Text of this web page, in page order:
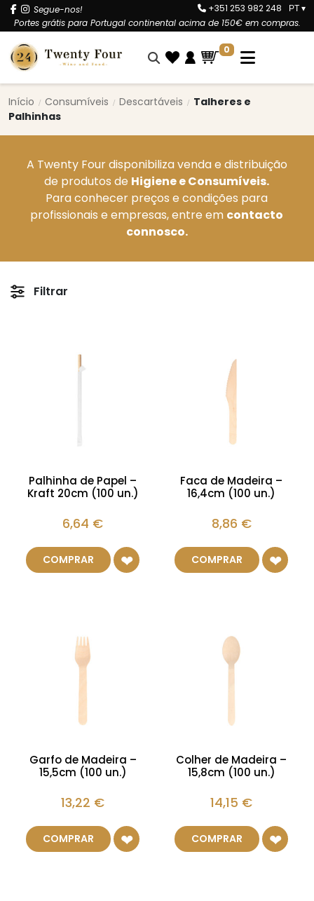
Segue-nos!
Portes grátis para Portugal continental acima de 150€ em compras.
+351 253 982 248 PT ▾
0
Início Consumíveis Descartáveis
Talheres e
Palhinhas
A Twenty Four disponibiliza venda e distribuição
de produtos de Higiene e Consumíveis.
Para conhecer preços e condições para
profissionais e empresas, entre em contacto
connosco.
Filtrar
Palhinha de Papel –
Kraft 20cm (100 un.)
6,64 €
COMPRAR
Faca de Madeira –
16,4cm (100 un.)
8,86 €
COMPRAR
Garfo de Madeira –
15,5cm (100 un.)
13,22 €
COMPRAR
Colher de Madeira –
15,8cm (100 un.)
14,15 €
COMPRAR